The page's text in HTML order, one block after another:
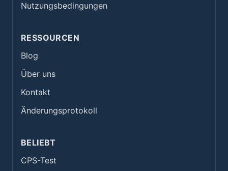
Nutzungsbedingungen
RESSOURCEN
Blog
Über uns
Kontakt
Änderungsprotokoll
BELIEBT
CPS-Test